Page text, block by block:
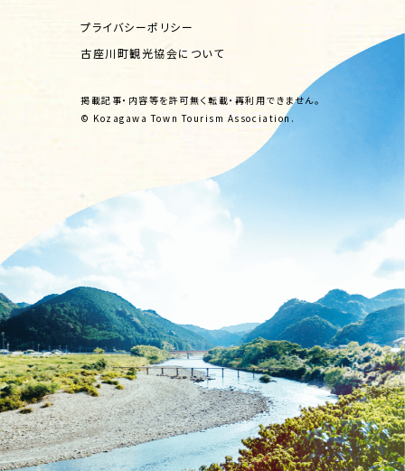
プライバシーポリシー
古座川町観光協会について
掲載記事・内容等を許可無く転載・再利用できません。
© Kozagawa Town Tourism Association.